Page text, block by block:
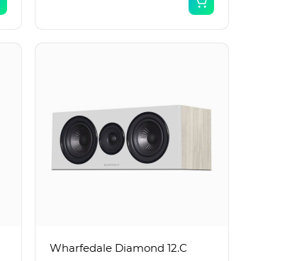
Wharfedale Diamond 12.C